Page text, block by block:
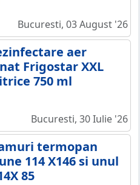
Bucuresti, 03 August '26
aer
Frigostar XXL
750 ml
Bucuresti, 30 Iulie '26
termopan
114 X146 si unul
85